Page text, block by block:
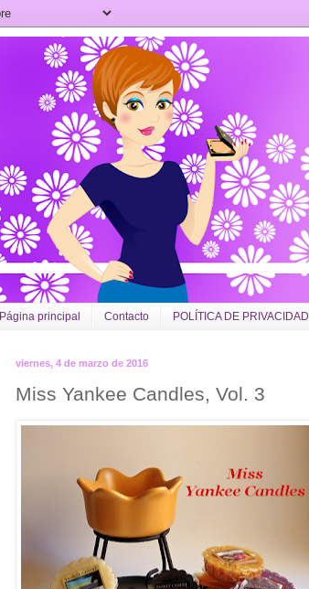
Página principal Contacto POLÍTICA DE PRIVACIDAD
viernes, 4 de marzo de 2016
Miss Yankee Candles, Vol. 3